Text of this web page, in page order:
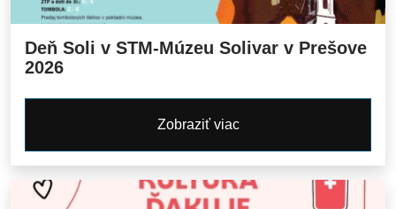
Deň Soli v STM-Múzeu Solivar v Prešove
2026
Zobraziť viac